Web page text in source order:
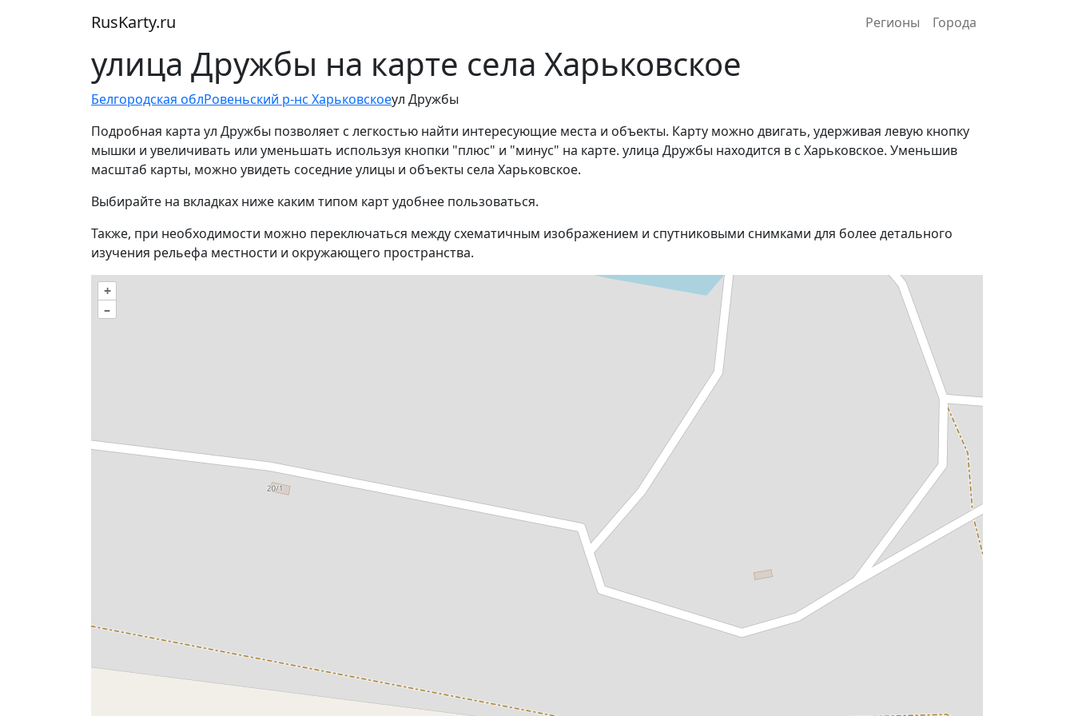
RusKarty.ru Регионы Города
улица Дружбы на карте села Харьковское
Белгородская облРовеньский р-нс Харьковскоеул Дружбы
Подробная карта ул Дружбы позволяет с легкостью найти интересующие места и объекты. Карту можно двигать, удерживая левую кнопку
мышки и увеличивать или уменьшать используя кнопки "плюс" и "минус" на карте. улица Дружбы находится в с Харьковское. Уменьшив
масштаб карты, можно увидеть соседние улицы и объекты села Харьковское.
Выбирайте на вкладках ниже каким типом карт удобнее пользоваться.
Также, при необходимости можно переключаться между схематичным изображением и спутниковыми снимками для более детального
изучения рельефа местности и окружающего пространства.
+
–